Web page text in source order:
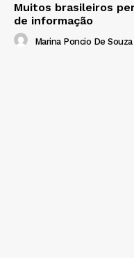
Muitos brasileiros
de informação
Marina Poncio De Souza